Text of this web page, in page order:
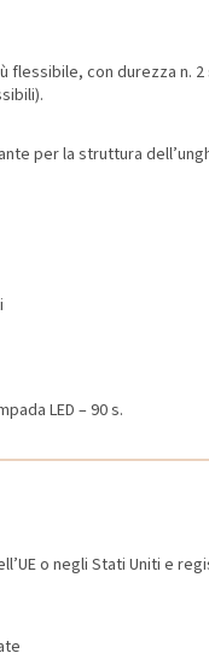
flessibile, con durezza n. 2
per la struttura
LED – 90 s.
o negli Stati Uniti e